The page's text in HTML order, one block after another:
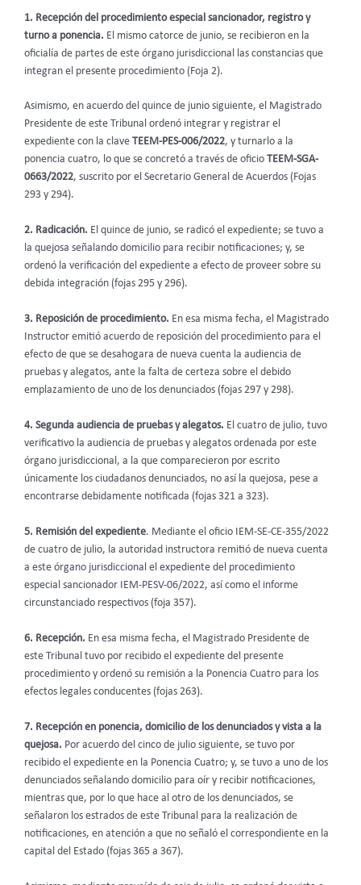
1. Recepción del procedimiento especial sancionador, registro y
turno a ponencia. El mismo catorce de junio, se recibieron en la
oficialía de partes de este órgano jurisdiccional las constancias que
integran el presente procedimiento (Foja 2).
Asimismo, en acuerdo del quince de junio siguiente, el Magistrado
Presidente de este Tribunal ordenó integrar y registrar el
expediente con la clave
TEEM-PES-006/2022, y turnarlo a la
ponencia cuatro, lo que se concretó a través de oficio
TEEM-SGA-
0663/2022, suscrito por el Secretario General de Acuerdos (Fojas
293 y 294).
2. Radicación. El quince de junio, se radicó el expediente; se tuvo a
la quejosa señalando domicilio para recibir notificaciones; y, se
ordenó la verificación del expediente a efecto de proveer sobre su
debida integración (fojas 295 y 296).
3. Reposición de procedimiento. En esa misma fecha, el Magistrado
Instructor emitió acuerdo de reposición del procedimiento para el
efecto de que se desahogara de nueva cuenta la audiencia de
pruebas y alegatos, ante la falta de certeza sobre el debido
emplazamiento de uno de los denunciados (fojas 297 y 298).
4. Segunda audiencia de pruebas y alegatos. El cuatro de julio, tuvo
verificativo la audiencia de pruebas y alegatos ordenada por este
órgano jurisdiccional, a la que comparecieron por escrito
únicamente los ciudadanos denunciados, no así la quejosa, pese a
encontrarse debidamente notificada (fojas 321 a 323).
5. Remisión del expediente. Mediante el oficio IEM-SE-CE-355/2022
de cuatro de julio, la autoridad instructora remitió de nueva cuenta
a este órgano jurisdiccional el expediente del procedimiento
especial sancionador IEM-PESV-06/2022, así como el informe
circunstanciado respectivos (foja 357).
6. Recepción. En esa misma fecha, el Magistrado Presidente de
este Tribunal tuvo por recibido el expediente del presente
procedimiento y ordenó su remisión a la Ponencia Cuatro para los
efectos legales conducentes (fojas 263).
7. Recepción en ponencia, domicilio de los denunciados y vista a la
quejosa. Por acuerdo del cinco de julio siguiente, se tuvo por
recibido el expediente en la Ponencia Cuatro; y, se tuvo a uno de los
denunciados señalando domicilio para oír y recibir notificaciones,
mientras que, por lo que hace al otro de los denunciados, se
señalaron los estrados de este Tribunal para la realización de
notificaciones, en atención a que no señaló el correspondiente en la
capital del Estado (fojas 365 a 367).